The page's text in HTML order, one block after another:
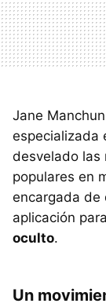
Jane
especializada
desvelado las
populares en
encargada de
aplicación
oculto.
Un